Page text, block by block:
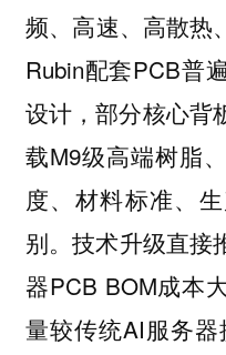
频、高速、高散热
Rubin配套PCB普
设计，部分核心背
载M9级高端树脂
度、材料标准、
别。技术升级直接
器PCB BOM成本
量较传统AI服务